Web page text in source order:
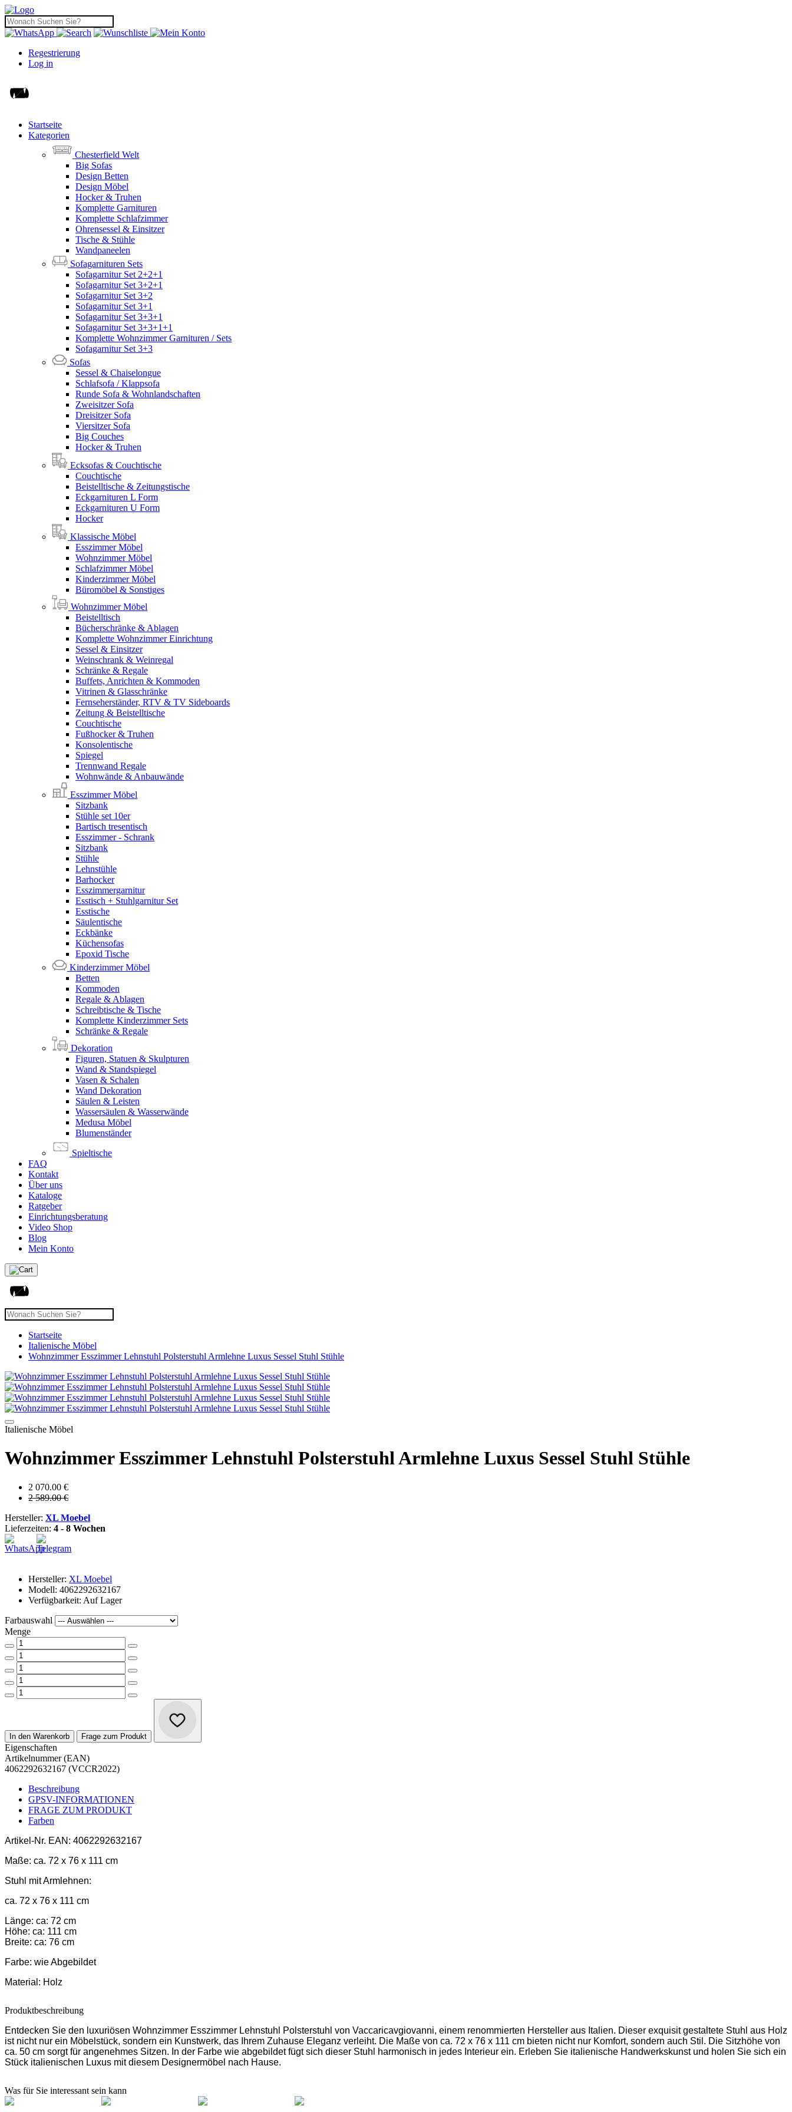
Regestrierung
Log in
Startseite
Kategorien
Chesterfield Welt
Big Sofas
Design Betten
Design Möbel
Hocker & Truhen
Komplette Garnituren
Komplette Schlafzimmer
Ohrensessel & Einsitzer
Tische & Stühle
Wandpaneelen
Sofagarnituren Sets
Sofagarnitur Set 2+2+1
Sofagarnitur Set 3+2+1
Sofagarnitur Set 3+2
Sofagarnitur Set 3+1
Sofagarnitur Set 3+3+1
Sofagarnitur Set 3+3+1+1
Komplette Wohnzimmer Garnituren / Sets
Sofagarnitur Set 3+3
Sofas
Sessel & Chaiselongue
Schlafsofa / Klappsofa
Runde Sofa & Wohnlandschaften
Zweisitzer Sofa
Dreisitzer Sofa
Viersitzer Sofa
Big Couches
Hocker & Truhen
Ecksofas & Couchtische
Couchtische
Beistelltische & Zeitungstische
Eckgarnituren L Form
Eckgarnituren U Form
Hocker
Klassische Möbel
Esszimmer Möbel
Wohnzimmer Möbel
Schlafzimmer Möbel
Kinderzimmer Möbel
Büromöbel & Sonstiges
Wohnzimmer Möbel
Beistelltisch
Bücherschränke & Ablagen
Komplette Wohnzimmer Einrichtung
Sessel & Einsitzer
Weinschrank & Weinregal
Schränke & Regale
Buffets, Anrichten & Kommoden
Vitrinen & Glasschränke
Fernseherständer, RTV & TV Sideboards
Zeitung & Beistelltische
Couchtische
Fußhocker & Truhen
Konsolentische
Spiegel
Trennwand Regale
Wohnwände & Anbauwände
Esszimmer Möbel
Sitzbank
Stühle set 10er
Bartisch tresentisch
Esszimmer - Schrank
Sitzbank
Stühle
Lehnstühle
Barhocker
Esszimmergarnitur
Esstisch + Stuhlgarnitur Set
Esstische
Säulentische
Eckbänke
Küchensofas
Epoxid Tische
Kinderzimmer Möbel
Betten
Kommoden
Regale & Ablagen
Schreibtische & Tische
Komplette Kinderzimmer Sets
Schränke & Regale
Dekoration
Figuren, Statuen & Skulpturen
Wand & Standspiegel
Vasen & Schalen
Wand Dekoration
Säulen & Leisten
Wassersäulen & Wasserwände
Medusa Möbel
Blumenständer
Spieltische
FAQ
Kontakt
Über uns
Kataloge
Ratgeber
Einrichtungsberatung
Video Shop
Blog
Mein Konto
Startseite
Italienische Möbel
Wohnzimmer Esszimmer Lehnstuhl Polsterstuhl Armlehne Luxus Sessel Stuhl Stühle
Italienische Möbel
Wohnzimmer Esszimmer Lehnstuhl Polsterstuhl Armlehne Luxus Sessel Stuhl Stühle
2 070.00 €
2 589.00 €
Hersteller: XL Moebel
Lieferzeiten: 4 - 8 Wochen
Hersteller: XL Moebel
Modell: 4062292632167
Verfügbarkeit: Auf Lager
Farbauswahl
Menge
In den Warenkorb Frage zum Produkt
Eigenschaften
Artikelnummer (EAN)
4062292632167 (VCCR2022)
Beschreibung
GPSV-INFORMATIONEN
FRAGE ZUM PRODUKT
Farben
Artikel-Nr. EAN: 4062292632167
Maße: ca. 72 x 76 x 111 cm
Stuhl mit Armlehnen:
ca. 72 x 76 x 111 cm
Länge: ca: 72 cm
Höhe: ca: 111 cm
Breite: ca: 76 cm
Farbe: wie Abgebildet
Material: Holz
Produktbeschreibung
Entdecken Sie den luxuriösen Wohnzimmer Esszimmer Lehnstuhl Polsterstuhl von Vaccaricavgiovanni, einem renommierten Hersteller aus Italien. Dieser exquisit gestaltete Stuhl aus Holz
ist nicht nur ein Möbelstück, sondern ein Kunstwerk, das Ihrem Zuhause Eleganz verleiht. Die Maße von ca. 72 x 76 x 111 cm bieten nicht nur Komfort, sondern auch Stil. Die Sitzhöhe von
ca. 50 cm sorgt für angenehmes Sitzen. In der Farbe wie abgebildet fügt sich dieser Stuhl harmonisch in jedes Interieur ein. Erleben Sie italienische Handwerkskunst und holen Sie sich ein
Stück italienischen Luxus mit diesem Designermöbel nach Hause.
Was für Sie interessant sein kann